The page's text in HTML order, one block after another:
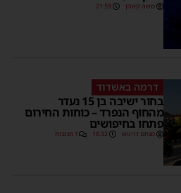
משה קאהן 21:59
דרמה באשדוד
בחור ישיבה בן 15 נעדר
מהחוף הנפרד – כוחות החירום
פתחו בחיפושים
מנחם דויטש 18:32 1 תגובות